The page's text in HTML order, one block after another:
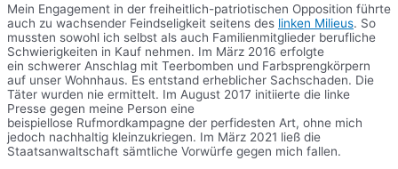
Mein Engagement in der freiheitlich-patriotischen Opposition führte
auch zu wachsender Feindseligkeit seitens des linken Milieus. So
mussten sowohl ich selbst als auch Familienmitglieder berufliche
Schwierigkeiten in Kauf nehmen. Im März 2016 erfolgte
ein schwerer Anschlag mit Teerbomben und Farbsprengkörpern
auf unser Wohnhaus. Es entstand erheblicher Sachschaden. Die
Täter wurden nie ermittelt. Im August 2017 initiierte die linke
Presse gegen meine Person eine
beispiellose Rufmordkampagne der perfidesten Art, ohne mich
jedoch nachhaltig kleinzukriegen. Im März 2021 ließ die
Staatsanwaltschaft sämtliche Vorwürfe gegen mich fallen.